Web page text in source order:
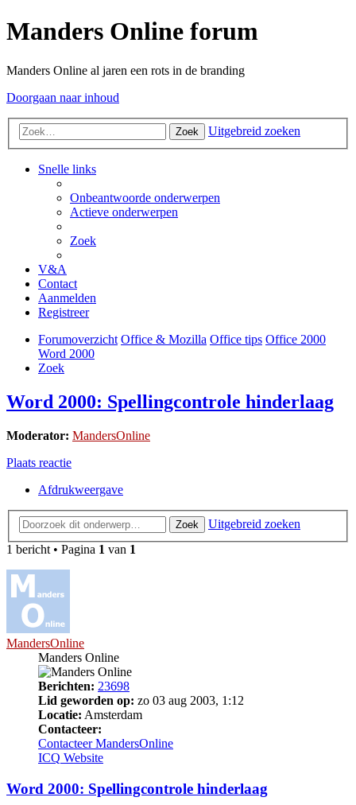
Manders Online forum
Manders Online al jaren een rots in de branding
Doorgaan naar inhoud
Zoek Uitgebreid zoeken
Snelle links
Onbeantwoorde onderwerpen
Actieve onderwerpen
Zoek
V&A
Contact
Aanmelden
Registreer
Forumoverzicht Office & Mozilla Office tips Office 2000
Word 2000
Zoek
Word 2000: Spellingcontrole hinderlaag
Moderator: MandersOnline
Plaats reactie
Afdrukweergave
Zoek
Uitgebreid zoeken
1 bericht • Pagina 1 van 1
MandersOnline
Manders Online
Berichten: 23698
Lid geworden op: zo 03 aug 2003, 1:12
Locatie: Amsterdam
Contacteer:
Contacteer MandersOnline
ICQ Website
Word 2000: Spellingcontrole hinderlaag